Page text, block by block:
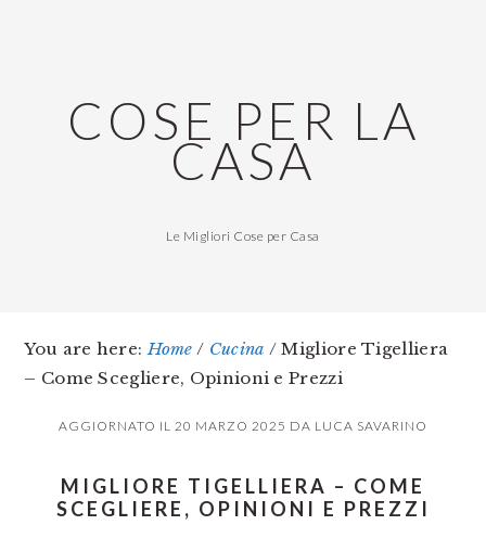
COSE PER LA
CASA
Le Migliori Cose per Casa
You are here:Home / Cucina / Migliore Tigelliera
– Come Scegliere, Opinioni e Prezzi
AGGIORNATO IL 20 MARZO 2025 DA LUCA SAVARINO
MIGLIORE TIGELLIERA – COME
SCEGLIERE, OPINIONI E PREZZI